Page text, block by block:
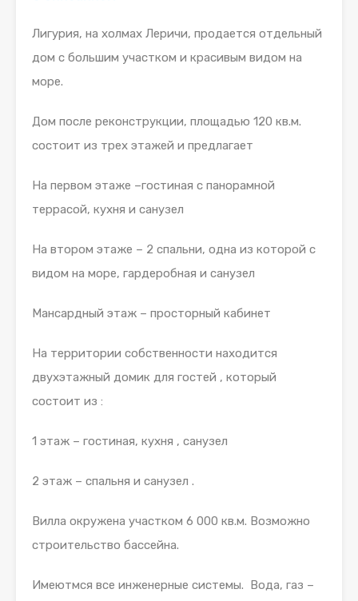
Лигурия, на холмах Леричи, продается отдельный
дом с большим участком и красивым видом на
море.
Дом после реконструкции, площадью 120 кв.м.
состоит из трех этажей и предлагает
На первом этаже –гостиная с панорамной
террасой, кухня и санузел
На втором этаже – 2 спальни, одна из которой с
видом на море, гардеробная и санузел
Мансардный этаж – просторный кабинет
На территории собственности находится
двухэтажный домик для гостей , который
состоит из :
1 этаж – гостиная, кухня , санузел
2 этаж – спальня и санузел .
Вилла окружена участком 6 000 кв.м. Возможно
строительство бассейна.
Имеютмся все инженерные системы. Вода, газ –